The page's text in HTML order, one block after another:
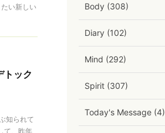
い新しい
トック
知られて
て、昨年
Body (308)
Diary (102)
Mind (292)
Spirit (307)
Today's Message (4)